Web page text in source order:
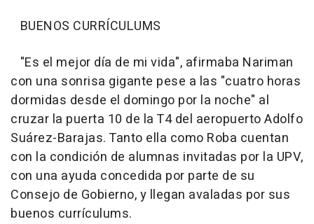
BUENOS CURRÍCULUMS
"Es el mejor día de mi vida", afirmaba Nariman
con una sonrisa gigante pese a las "cuatro horas
dormidas desde el domingo por la noche" al
cruzar la puerta 10 de la T4 del aeropuerto Adolfo
Suárez-Barajas. Tanto ella como Roba cuentan
con la condición de alumnas invitadas por la UPV,
con una ayuda concedida por parte de su
Consejo de Gobierno, y llegan avaladas por sus
buenos currículums.